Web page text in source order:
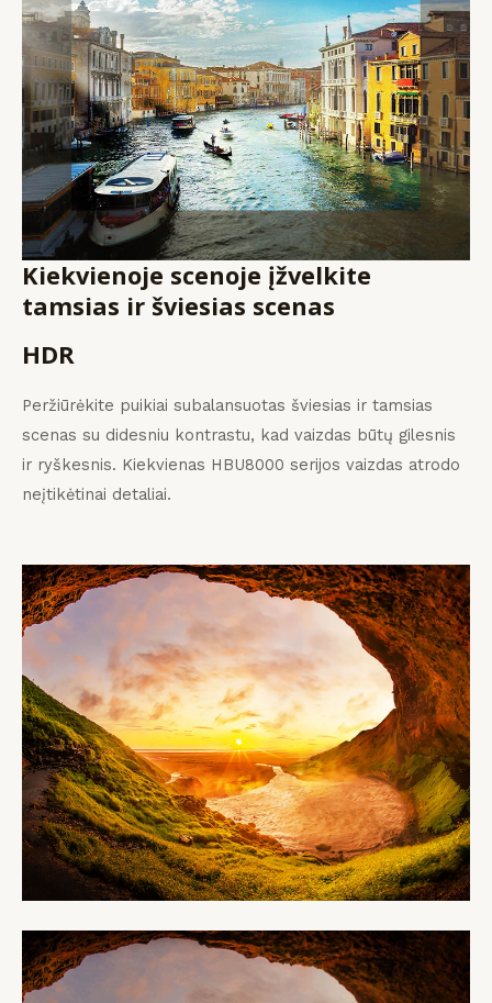
Kiekvienoje scenoje įžvelkite
tamsias ir šviesias scenas
HDR
Peržiūrėkite puikiai subalansuotas šviesias ir tamsias
scenas su didesniu kontrastu, kad vaizdas būtų gilesnis
ir ryškesnis. Kiekvienas HBU8000 serijos vaizdas atrodo
neįtikėtinai detaliai.